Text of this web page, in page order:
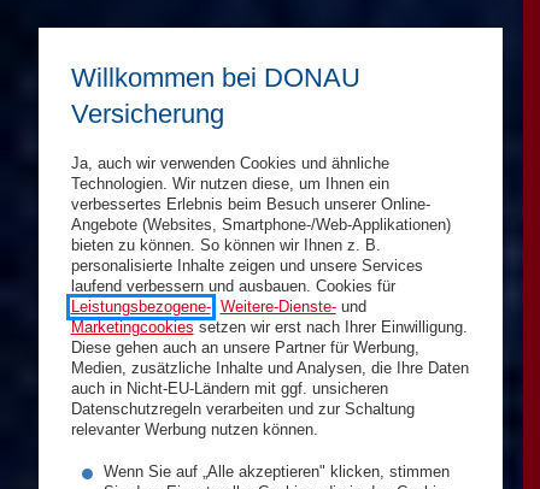
Willkommen bei DONAU
Versicherung
Ja, auch wir verwenden Cookies und ähnliche
Technologien. Wir nutzen diese, um Ihnen ein
verbessertes Erlebnis beim Besuch unserer Online-
Angebote (Websites, Smartphone-/Web-Applikationen)
bieten zu können. So können wir Ihnen z. B.
personalisierte Inhalte zeigen und unsere Services
laufend verbessern und ausbauen. Cookies für
Leistungsbezogene-, Weitere-Dienste-und
Marketingcookies setzen wir erst nach Ihrer Einwilligung.
Diese gehen auch an unsere Partner für Werbung,
Medien, zusätzliche Inhalte und Analysen, die Ihre Daten
auch in Nicht-EU-Ländern mit ggf. unsicheren
Datenschutzregeln verarbeiten und zur Schaltung
relevanter Werbung nutzen können.
Wenn Sie auf „Alle akzeptieren" klicken, stimmen